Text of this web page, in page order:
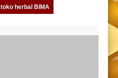
toko herbal BIMA